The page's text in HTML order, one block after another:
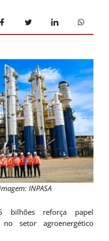
INPASA
bilhões reforça papel
setor agroenergético